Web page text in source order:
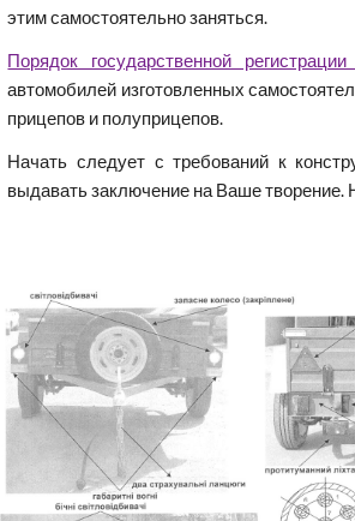
этим самостоятельно заняться.
Порядок государственной
автомобилей изготовленных
прицепов и полуприцепов.
Начать следует с требований к
выдавать заключение на Ваше